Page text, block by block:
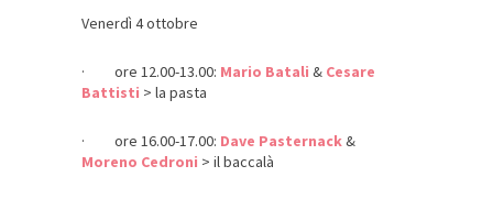
Venerdì 4 ottobre
· ore 12.00-13.00: Mario Batali & Cesare
Battisti > la pasta
· ore 16.00-17.00: Dave Pasternack&
Moreno Cedroni > il baccalà